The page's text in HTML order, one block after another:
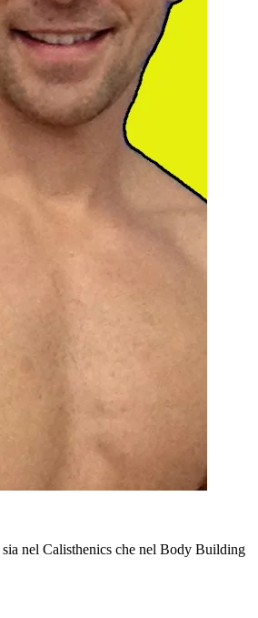
sia nel Calisthenics che nel Body Building